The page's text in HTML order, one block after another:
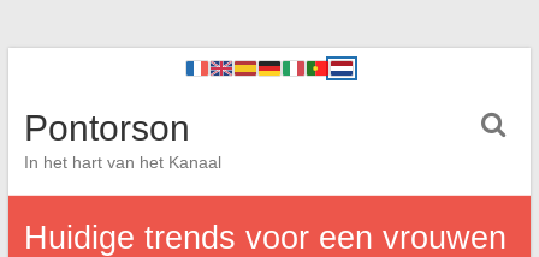
Pontorson
In het hart van het Kanaal
Huidige trends voor een vrouwen